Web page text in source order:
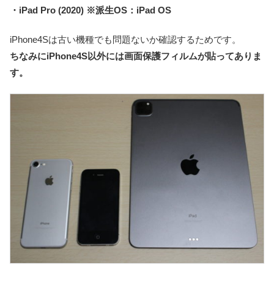
・iPad Pro (2020) ※派生OS：iPad OS
iPhone4Sは古い機種でも問題ないか確認するためです。
ちなみにiPhone4S以外には画面保護フィルムが貼ってありま
す。